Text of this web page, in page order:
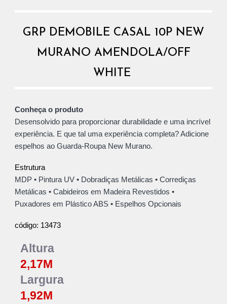
GRP DEMOBILE CASAL 10P NEW
MURANO AMENDOLA/OFF
WHITE
Conheça o produto
Desensolvido para proporcionar durabilidade e uma incrível
experiência. E que tal uma experiência completa? Adicione
espelhos ao Guarda-Roupa New Murano.
Estrutura
MDP • Pintura UV • Dobradiças Metálicas • Corrediças
Metálicas • Cabideiros em Madeira Revestidos •
Puxadores em Plástico ABS • Espelhos Opcionais
código: 13473
Altura
2,17M
Largura
1,92M